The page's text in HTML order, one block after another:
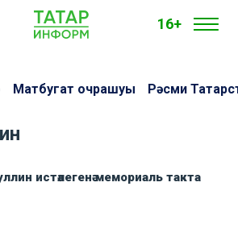
16+
Матбугат очрашуы Рәсми
истәлегенә мемориаль такта